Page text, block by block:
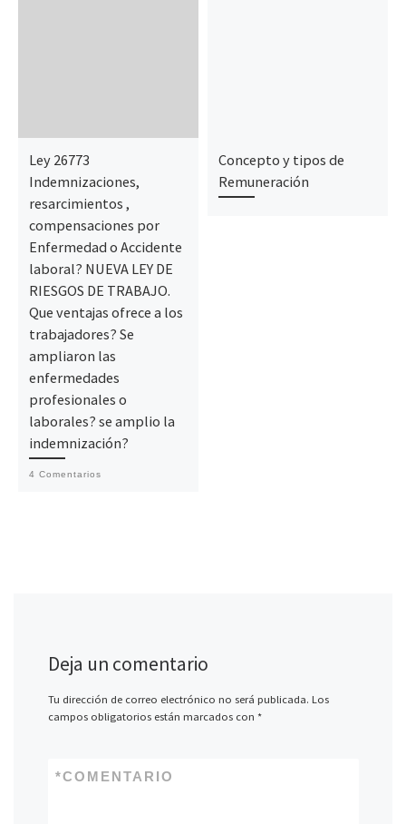
Ley 26773
Indemnizaciones,
resarcimientos ,
compensaciones por
Enfermedad o Accidente
laboral? NUEVA LEY DE
RIESGOS DE TRABAJO.
Que ventajas ofrece a los
trabajadores? Se
ampliaron las
enfermedades
profesionales o
laborales? se amplio la
indemnización?
4 Comentarios
Concepto y tipos de
Remuneración
Deja un comentario
Tu dirección de correo electrónico no será publicada. Los
campos obligatorios están marcados con *
COMENTARIO
*